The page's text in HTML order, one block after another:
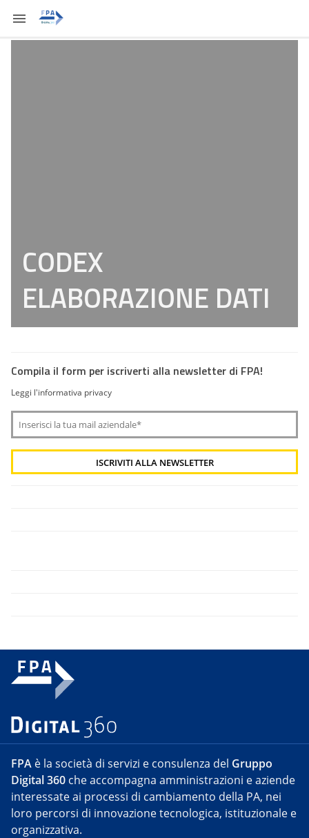
CODEX
ELABORAZIONE DATI
Compila il form per iscriverti alla newsletter di FPA!
Leggi l'informativa privacy
FPA è la società di servizi e consulenza del Gruppo
Digital 360 che accompagna amministrazioni e aziende
interessate ai processi di cambiamento della PA, nei
loro percorsi di innovazione tecnologica, istituzionale e
organizzativa.